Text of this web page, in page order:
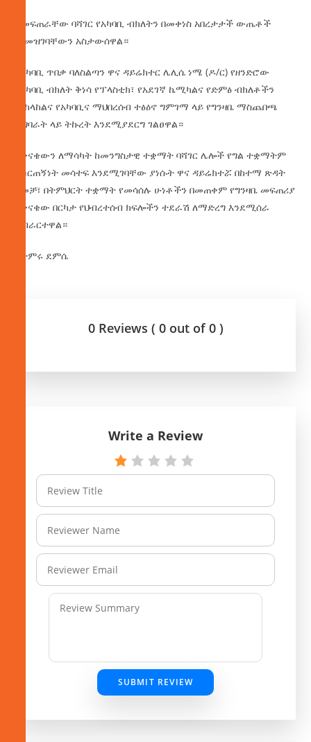
ከመፍጠራቸው ባሻገር የአካባቢ ብክለትን በመቀነስ አበረታታች ውጤቶች
መመዝገባቸውን አስታውሰዋል።
የአካባቢ ጥበቃ ባለስልጣን ዋና ዳይሬክተር ሌሊሴ ነሜ (ዶ/ር) የዘንድሮው
የአካባቢ ብክለት ቅነሳ የፕላስቲክ፣ የአደገኛ ኬሚካልና የድምፅ ብክለቶችን
መከላከልና የአካባቢና ማህበረሰብ ተፅዕኖ ግምገማ ላይ የግንዛቤ ማስጨበጫ
ተግባራት ላይ ትኩረት እንደሚያደርግ ገልፀዋል።
ንቅናቄውን ለማሳካት ከመንግስታዊ ተቋማት ባሻገር ሌሎች የግል ተቋማትም
በቁርጠኝነት መሳተፍ እንደሚገባቸው ያነሱት ዋና ዳይሬክተሯ በከተማ ጽዳት
ዘመቻ፣ በትምህርት ተቋማት የመሳሰሉ ሁነቶችን በመጠቀም የግንዛቤ መፍጠሪያ
ንቅናቄው በርካታ የህብረተሰብ ክፍሎችን ተደራሽ ለማድረግ እንደሚሰራ
አብራርተዋል።
በታምሩ ደምሴ
0 Reviews ( 0 out of 0 )
Write a Review
SUBMIT REVIEW